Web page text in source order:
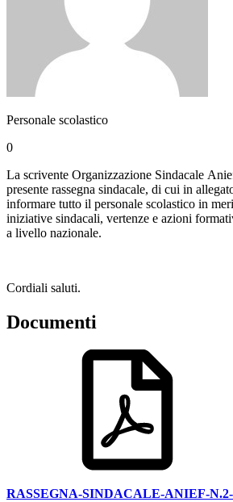
Personale scolastico
0
La scrivente Organizzazione Sindacale
presente rassegna sindacale, di cui in
informare tutto il personale scolastico in
iniziative sindacali, vertenze e azioni
a livello nazionale.
Cordiali saluti.
Documenti
RASSEGNA-SINDACALE-ANIEF-